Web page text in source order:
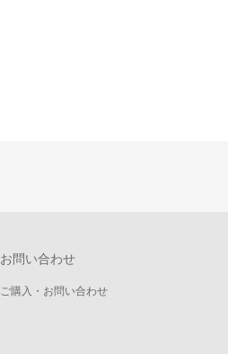
お問い合わせ
ご購入・お問い合わせ